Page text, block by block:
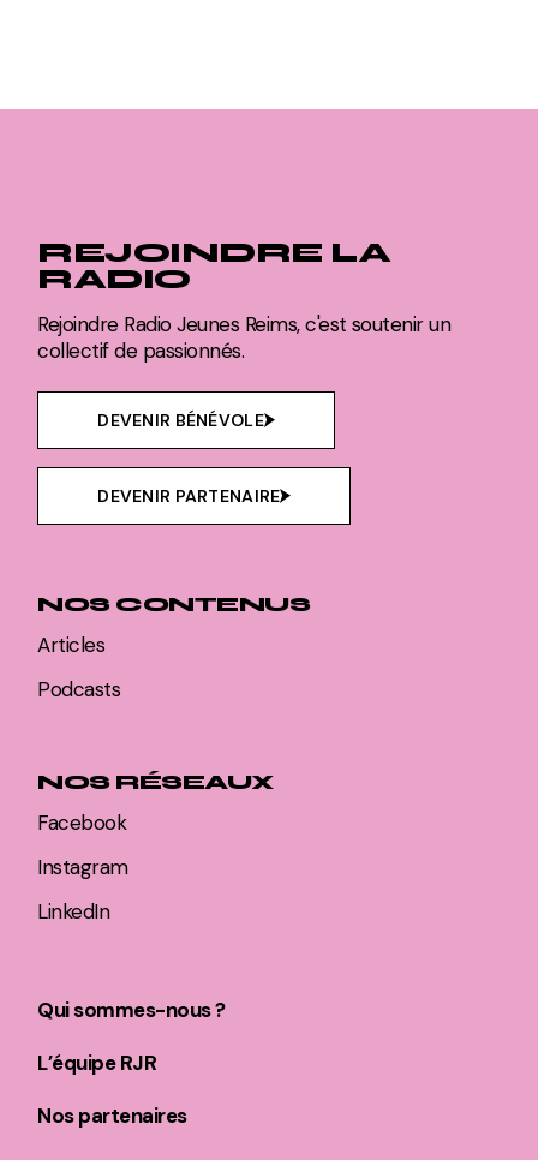
REJOINDRE LA
RADIO
Rejoindre Radio Jeunes Reims, c'est soutenir un
collectif de passionnés.
DEVENIR BÉNÉVOLE
DEVENIR PARTENAIRE
NOS CONTENUS
Articles
Podcasts
NOS RÉSEAUX
Facebook
Instagram
LinkedIn
Qui sommes-nous ?
L’équipe RJR
Nos partenaires